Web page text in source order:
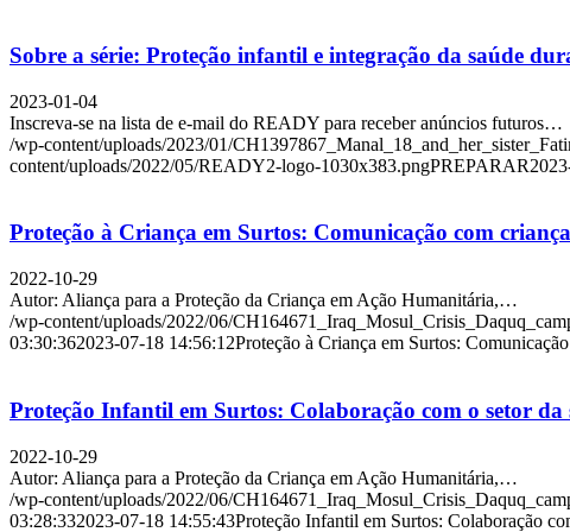
Sobre a série: Proteção infantil e integração da saúde
2023-01-04
Inscreva-se na lista de e-mail do READY para receber anúncios futuros…
/wp-content/uploads/2023/01/
content/uploads/2022/05/READY2-logo-1030x383.pngPREPARAR
Proteção à Criança em Surtos: Comunicação com
2022-10-29
Autor: Aliança para a Proteção da Criança em Ação Humanitária,…
/wp-content/uploads/2022/06/
03:30:362023-07-18 14:56:12Proteção à Criança em Surtos:
Proteção Infantil em Surtos: Colaboração com o setor
2022-10-29
Autor: Aliança para a Proteção da Criança em Ação Humanitária,…
/wp-content/uploads/2022/06/
03:28:332023-07-18 14:55:43Proteção Infantil em Surtos: Colaboração